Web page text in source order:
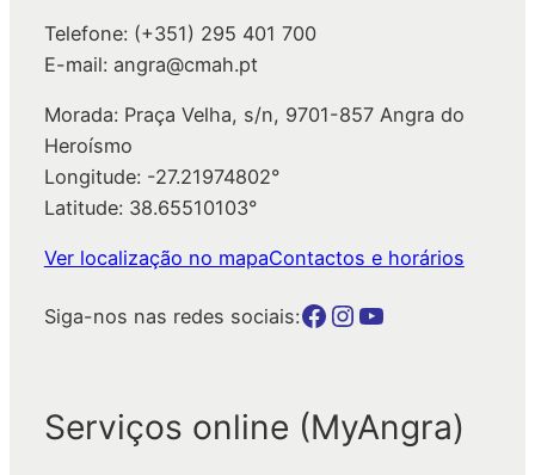
Telefone: (+351) 295 401 700
E-mail: angra@cmah.pt
Morada: Praça Velha, s/n, 9701-857 Angra do
Heroísmo
Longitude: -27.21974802°
Latitude: 38.65510103°
Ver localização no mapaContactos e horários
Siga-nos nas redes sociais:Botão para a página da autarquia no Facebook Botão para a página da autarquia no Instagram Botão para a página da autarquia no Youtube
Serviços online (MyAngra)